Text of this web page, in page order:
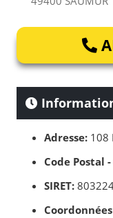
Adresse: 108
Code Postal
SIRET: